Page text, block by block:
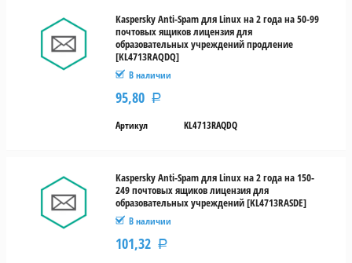
Kaspersky Anti-Spam для Linux на 2 года на 50-99
почтовых ящиков лицензия для
образовательных учреждений продление
[KL4713RAQDQ]
В наличии
95,80 Р
Артикул KL4713RAQDQ
Kaspersky Anti-Spam для Linux на 2 года на 150-
249 почтовых ящиков лицензия для
образовательных учреждений [KL4713RASDE]
В наличии
101,32 Р